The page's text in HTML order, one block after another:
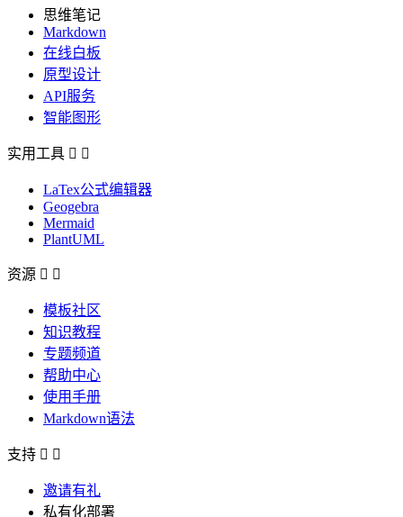
思维笔记
Markdown
在线白板
原型设计
API服务
智能图形
实用工具  
LaTex公式编辑器
Geogebra
Mermaid
PlantUML
资源  
模板社区
知识教程
专题频道
帮助中心
使用手册
Markdown语法
支持  
邀请有礼
私有化部署